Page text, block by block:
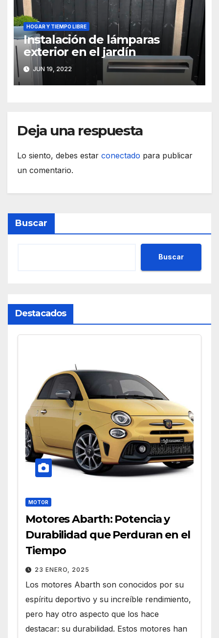
HOGAR Y TIEMPO LIBRE
Instalación de lámparas
exterior en el jardín
JUN 19, 2022
Deja una respuesta
Lo siento, debes estar conectado para publicar
un comentario.
Buscar
Buscar
Destacados
MOTOR
Motores Abarth: Potencia y
Durabilidad que Perduran en el
Tiempo
23 ENERO, 2025
Los motores Abarth son conocidos por su
espíritu deportivo y su increíble rendimiento,
pero hay otro aspecto que los hace
destacar: su durabilidad. Estos motores han